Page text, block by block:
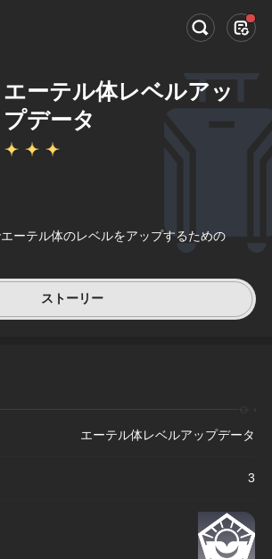
エーテル体レベルアッ
プデータ
エーテル体のレベルをアップするための
ストーリー
エーテル体レベルアップデータ
3